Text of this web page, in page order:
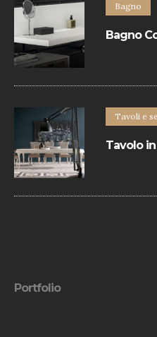
Bagno
Bagno
di
Tavoli e
Tavolo
diversi
Portfolio